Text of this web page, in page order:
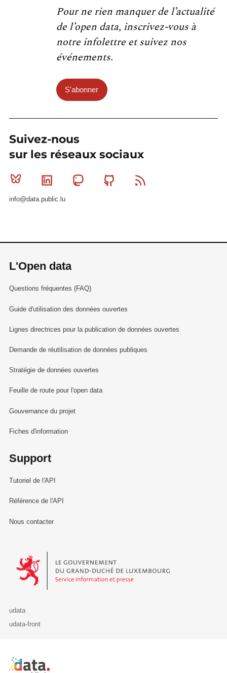
Pour ne rien manquer de l’actualité
de l’open data, inscrivez-vous à
notre infolettre et suivez nos
événements.
S'abonner
Suivez-nous
sur les réseaux sociaux
Bluesky Linkedin MastodonGithub
info@data.public.lu
L'Open data
Questions fréquentes (FAQ)
Guide d'utilisation des données ouvertes
Lignes directrices pour la publication de données ouvertes
Demande de réutilisation de données publiques
Stratégie de données ouvertes
Feuille de route pour l'open data
Gouvernance du projet
Fiches d'information
Support
Tutoriel de l'API
Référence de l'API
Nous contacter
Le Gouvernement du Grand-Duché de Luxembourg - Service
udata
udata-front
Retour à l'accueil de data.public.lu